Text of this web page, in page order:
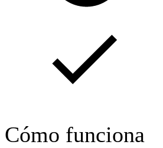
Cómo funciona